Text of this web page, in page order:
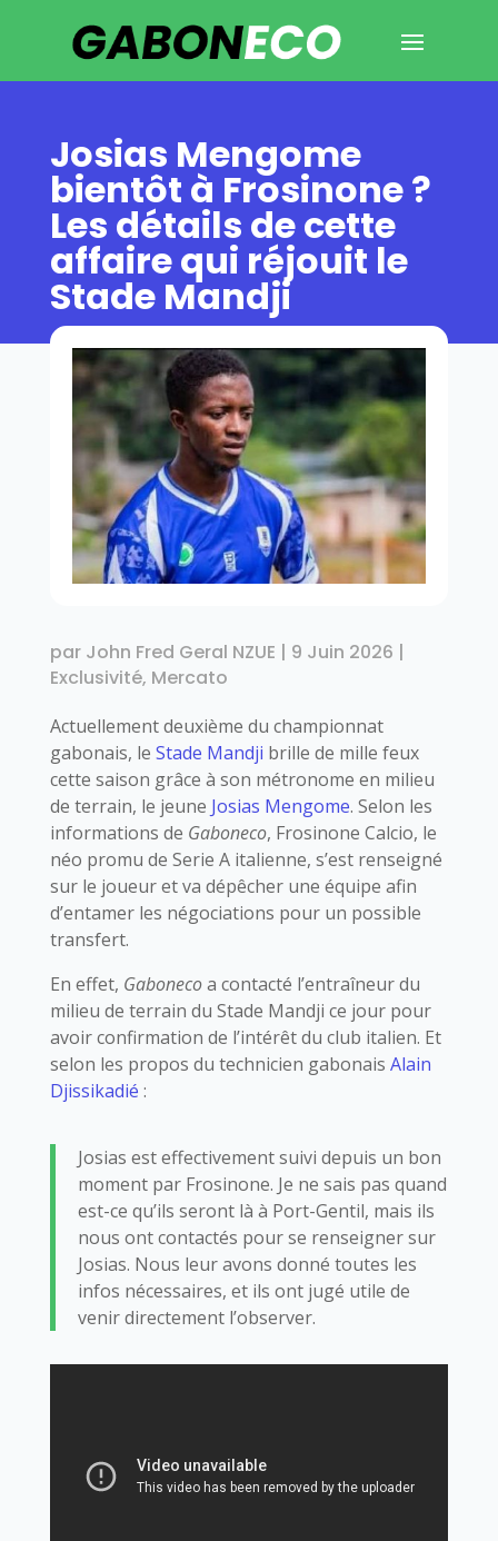
Josias Mengome
bientôt à Frosinone ?
Les détails de cette
affaire qui réjouit le
Stade Mandji
par John Fred Geral NZUE | 9 Juin 2026 |
Exclusivité, Mercato
Actuellement deuxième du championnat
gabonais, le Stade Mandji brille de mille feux
cette saison grâce à son métronome en milieu
de terrain, le jeune Josias Mengome. Selon les
informations de Gaboneco, Frosinone Calcio, le
néo promu de Serie A italienne, s’est renseigné
sur le joueur et va dépêcher une équipe afin
d’entamer les négociations pour un possible
transfert.
En effet, Gabonecoa contacté l’entraîneur du
milieu de terrain du Stade Mandji ce jour pour
avoir confirmation de l’intérêt du club italien. Et
selon les propos du technicien gabonais Alain
Djissikadié :
Josias est effectivement suivi depuis un bon
moment par Frosinone. Je ne sais pas quand
est-ce qu’ils seront là à Port-Gentil, mais ils
nous ont contactés pour se renseigner sur
Josias. Nous leur avons donné toutes les
infos nécessaires, et ils ont jugé utile de
venir directement l’observer.